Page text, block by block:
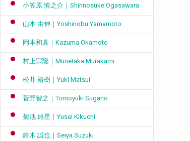
小笠原 慎之介｜Shinnosuke Ogasawara
山本 由伸｜Yoshinobu Yamamoto
岡本和真｜Kazuma Okamoto
村上宗隆｜Munetaka Murakami
松井 裕樹｜Yuki Matsui
菅野智之｜Tomoyuki Sugano
菊池 雄星｜Yusei Kikuchi
鈴木 誠也｜Seiya Suzuki